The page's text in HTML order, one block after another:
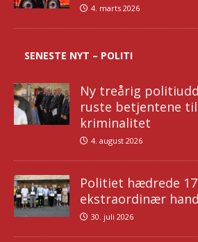
4. marts 2026
SENESTE NYT – POLITI
Ny treårig
ruste betjentene
kriminalitet
4. august 2026
Politiet hædrede
ekstraordinær
30. juli 2026